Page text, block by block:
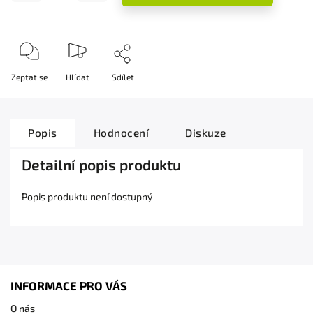
Zeptat se Hlídat Sdílet
Popis Hodnocení Diskuze
Detailní popis produktu
Popis produktu není dostupný
INFORMACE PRO VÁS
O nás